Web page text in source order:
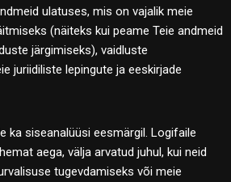
ulatuses, mis on vajalik meie
(näiteks kui peame Teie andmeid
järgimiseks), vaidluste
juriidiliste lepingute ja eeskirjade
ka siseanalüüsi eesmärgil. Logifaile
aega, välja arvatud juhul, kui neid
tugevdamiseks või meie